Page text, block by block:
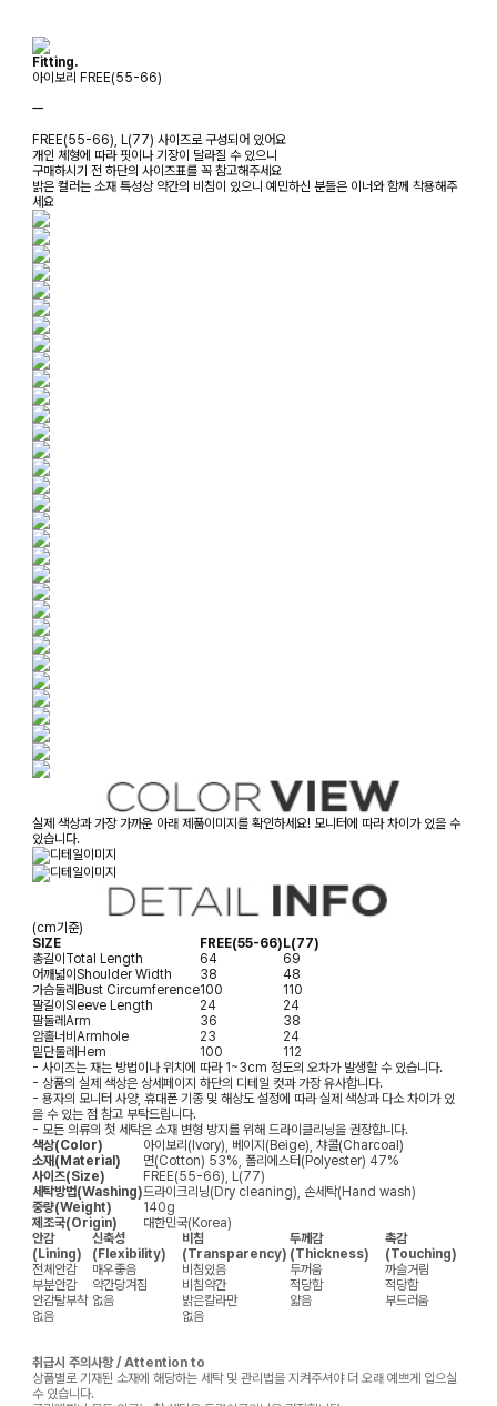
Fitting.
아이보리 FREE(55-66)
ㅡ
FREE(55-66), L(77) 사이즈로 구성되어 있어요
개인 체형에 따라 핏이나 기장이 달라질 수 있으니
구매하시기 전 하단의 사이즈표를 꼭 참고해주세요
밝은 컬러는 소재 특성상 약간의 비침이 있으니 예민하신 분들은 이너와 함께 착용해주
세요
실제 색상과 가장 가까운 아래 제품이미지를 확인하세요! 모니터에 따라 차이가 있을 수
있습니다.
(cm기준)
SIZE
FREE(55-66)L(77)
총길이Total Length 64
69
어깨넓이Shoulder Width 38
48
가슴둘레Bust Circumference100
110
팔길이Sleeve Length 24
24
팔둘레Arm 36
38
암홀너비Armhole 23
24
밑단둘레Hem 100
112
- 사이즈는 재는 방법이나 위치에 따라 1~3cm 정도의 오차가 발생할 수 있습니다.
- 상품의 실제 색상은 상세페이지 하단의 디테일 컷과 가장 유사합니다.
- 용자의 모니터 사양, 휴대폰 기종 및 해상도 설정에 따라 실제 색상과 다소 차이가 있
을 수 있는 점 참고 부탁드립니다.
- 모든 의류의 첫 세탁은 소재 변형 방지를 위해 드라이클리닝을 권장합니다.
색상(Color)
아이보리(Ivory), 베이지(Beige), 챠콜(Charcoal)
소재(Material)
면(Cotton) 53%, 폴리에스터(Polyester) 47%
사이즈(Size)
FREE(55-66), L(77)
세탁방법(Washing)드라이크리닝(Dry cleaning), 손세탁(Hand wash)
중량(Weight)
140g
제조국(Origin)
대한민국(Korea)
안감
(Lining)
신축성
(Flexibility)
비침
(Transparency)
두께감
(Thickness)
촉감
(Touching)
전체안감
매우좋음 비침있음 두꺼움
까슬거림
부분안감
약간당겨짐 비침약간 적당함
적당함
안감탈부착 없음 밝은칼라만 얇음
부드러움
없음
없음
취급시 주의사항 / Attention to
상품별로 기재된 소재에 해당하는 세탁 및 관리법을 지켜주셔야 더 오래 예쁘게 입으실
수 있습니다.